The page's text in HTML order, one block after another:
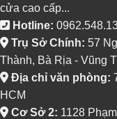
cửa cao cấp...
Hotline:
Trụ Sở Chính: 57
Thành, Bà Rịa - Vũng
Địa chỉ văn phòng:
HCM
Cơ Sở 2: 1128